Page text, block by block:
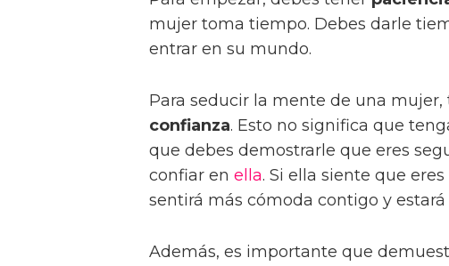
mujer toma tiempo. Debes darle
entrar en su mundo.
Para seducir la mente de una
confianza. Esto no significa que
que debes demostrarle que eres
confiar en ella. Si ella siente que
sentirá más cómoda contigo y
Además, es importante que